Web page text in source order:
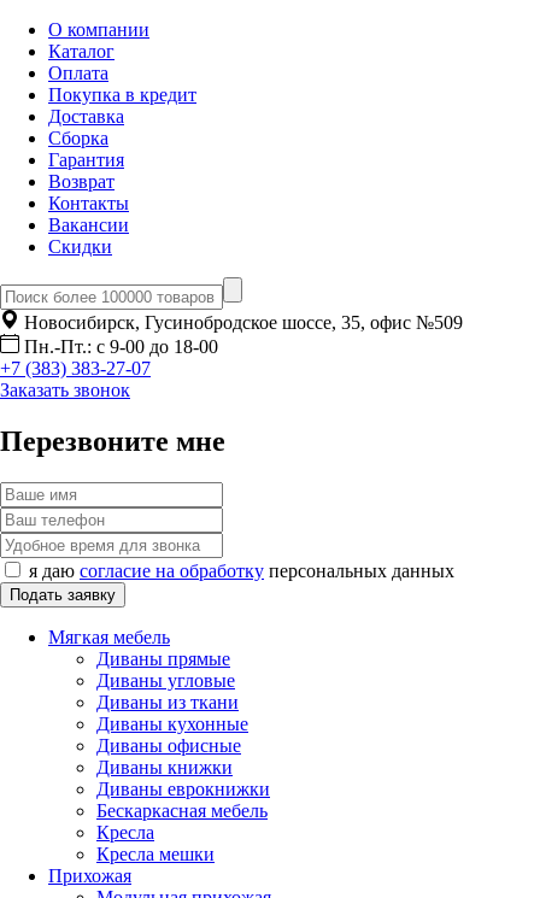
О компании
Каталог
Оплата
Покупка в кредит
Доставка
Сборка
Гарантия
Возврат
Контакты
Вакансии
Скидки
Новосибирск, Гусинобродское шоссе, 35, офис №509
Пн.-Пт.: с 9-00 до 18-00
+7 (383) 383-27-07
Заказать звонок
Перезвоните мне
я даю согласие на обработку персональных данных
Мягкая мебель
Диваны прямые
Диваны угловые
Диваны из ткани
Диваны кухонные
Диваны офисные
Диваны книжки
Диваны еврокнижки
Бескаркасная мебель
Кресла
Кресла мешки
Прихожая